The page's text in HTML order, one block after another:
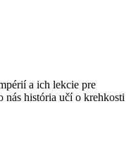
a ich lekcie pre
história učí o krehkosti